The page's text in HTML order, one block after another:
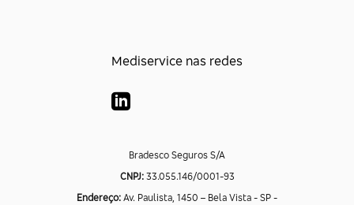
Mediservice nas redes
Bradesco Seguros S/A
CNPJ:33.055.146/0001-93
Endereço: Av. Paulista, 1450 – Bela Vista - SP -